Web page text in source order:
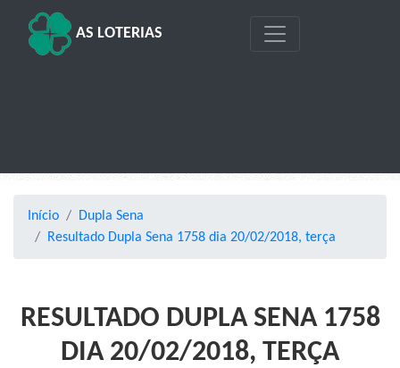
AS LOTERIAS
Início
Dupla Sena
Resultado Dupla Sena 1758 dia 20/02/2018, terça
RESULTADO DUPLA SENA 1758
DIA 20/02/2018, TERÇA